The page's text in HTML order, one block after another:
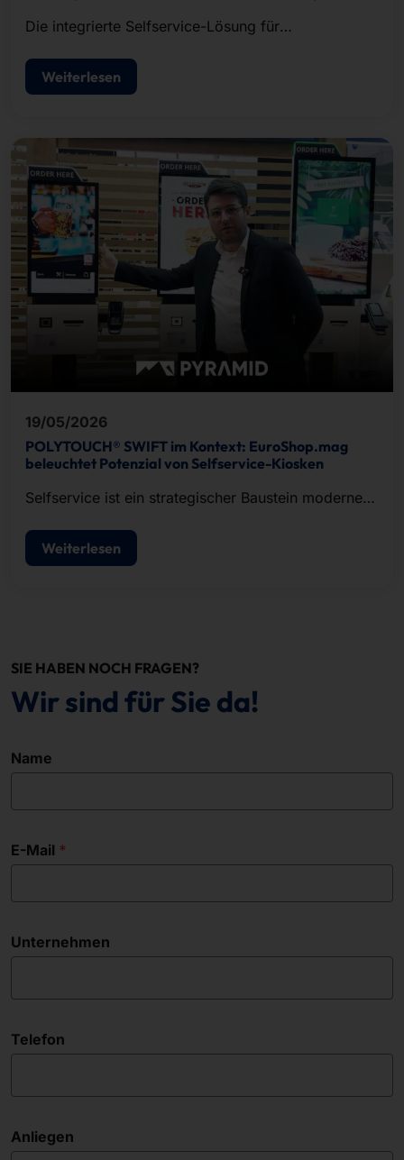
Die integrierte Selfservice-Lösung für
Zutrittskontrolle.
Weiterlesen
19/05/2026
POLYTOUCH® SWIFT im Kontext: EuroShop.mag
beleuchtet Potenzial von Selfservice-Kiosken
Selfservice ist ein strategischer Baustein moderner
Weiterlesen
SIE HABEN NOCH FRAGEN?
Wir sind für Sie da!
Name
E-Mail
Unternehmen
Telefon
Anliegen